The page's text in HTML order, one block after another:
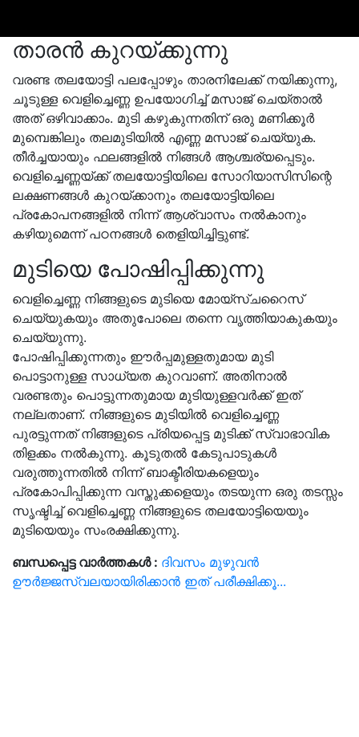
താരൻ കുറയ്ക്കുന്നു
വരണ്ട തലയോട്ടി പലപ്പോഴും താരനിലേക്ക് നയിക്കുന്നു,
ചൂടുള്ള വെളിച്ചെണ്ണ ഉപയോഗിച്ച് മസാജ് ചെയ്താൽ
അത് ഒഴിവാക്കാം. മുടി കഴുകുന്നതിന് ഒരു മണിക്കൂർ
മുമ്പെങ്കിലും തലമുടിയിൽ എണ്ണ മസാജ് ചെയ്യുക.
തീർച്ചയായും ഫലങ്ങളിൽ നിങ്ങൾ ആശ്ചര്യപ്പെടും.
വെളിച്ചെണ്ണയ്ക്ക് തലയോട്ടിയിലെ സോറിയാസിസിന്റെ
ലക്ഷണങ്ങൾ കുറയ്ക്കാനും തലയോട്ടിയിലെ
പ്രകോപനങ്ങളിൽ നിന്ന് ആശ്വാസം നൽകാനും
കഴിയുമെന്ന് പഠനങ്ങൾ തെളിയിച്ചിട്ടുണ്ട്.
മുടിയെ പോഷിപ്പിക്കുന്നു
വെളിച്ചെണ്ണ നിങ്ങളുടെ മുടിയെ മോയ്സ്ചറൈസ്
ചെയ്യുകയും അതുപോലെ തന്നെ വൃത്തിയാകുകയും
ചെയ്യുന്നു.
പോഷിപ്പിക്കുന്നതും ഈർപ്പമുള്ളതുമായ മുടി
പൊട്ടാനുള്ള സാധ്യത കുറവാണ്. അതിനാൽ
വരണ്ടതും പൊട്ടുന്നതുമായ മുടിയുള്ളവർക്ക് ഇത്
നല്ലതാണ്. നിങ്ങളുടെ മുടിയിൽ വെളിച്ചെണ്ണ
പുരട്ടുന്നത് നിങ്ങളുടെ പ്രിയപ്പെട്ട മുടിക്ക് സ്വാഭാവിക
തിളക്കം നൽകുന്നു. കൂടുതൽ കേടുപാടുകൾ
വരുത്തുന്നതിൽ നിന്ന് ബാക്ടീരിയകളെയും
പ്രകോപിപ്പിക്കുന്ന വസ്തുക്കളെയും തടയുന്ന ഒരു തടസ്സം
സൃഷ്ടിച്ച് വെളിച്ചെണ്ണ നിങ്ങളുടെ തലയോട്ടിയെയും
മുടിയെയും സംരക്ഷിക്കുന്നു.
ബന്ധപ്പെട്ട വാർത്തകൾ : ദിവസം മുഴുവൻ
ഊർജ്ജസ്വലയായിരിക്കാൻ ഇത് പരീക്ഷിക്കൂ...